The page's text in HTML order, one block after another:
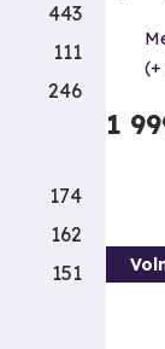
(+
1
443
111
246
174
162
151